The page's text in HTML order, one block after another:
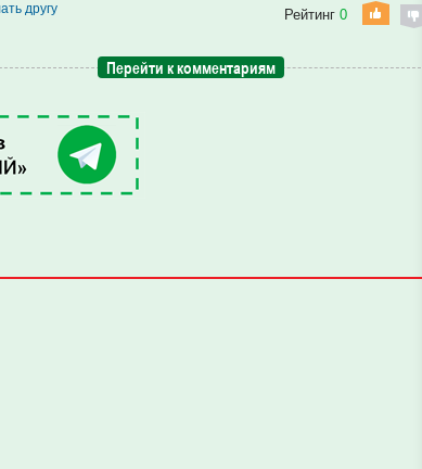
другу Рейтинг 0
Перейти к комментариям